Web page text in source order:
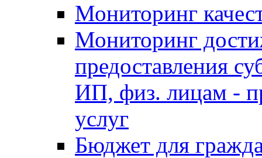
Мониторинг
Мониторинг
предоставления
ИП, физ. лицам -
услуг
Бюджет для